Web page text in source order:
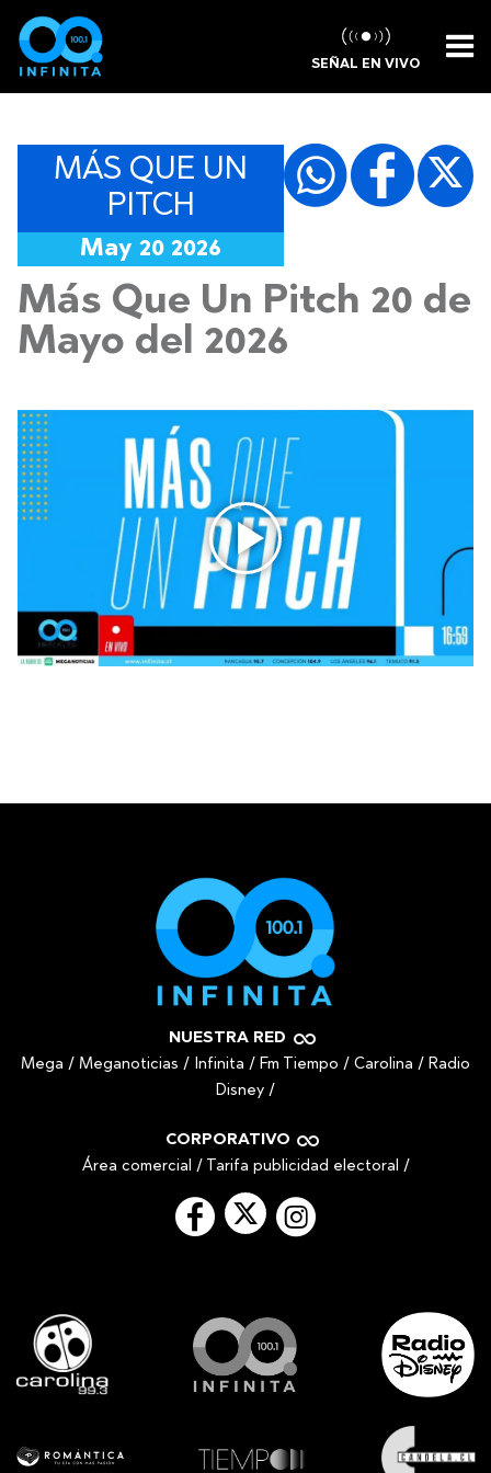
SEÑAL EN VIVO
MÁS QUE UN
PITCH
May 20 2026
Más Que Un Pitch 20 de
Mayo del 2026
NUESTRA RED
Mega / Meganoticias / Infinita / Fm Tiempo / Carolina / Radio
Disney /
CORPORATIVO
Área comercial / Tarifa publicidad electoral /